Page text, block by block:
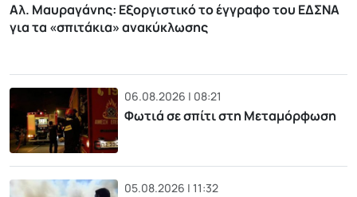
Αλ. Μαυραγάνης: Εξοργιστικό το έγγραφο του ΕΔΣΝΑ
για τα «σπιτάκια» ανακύκλωσης
06.08.2026 | 08:21
Φωτιά σε σπίτι στη Μεταμόρφωση
05.08.2026 | 11:32